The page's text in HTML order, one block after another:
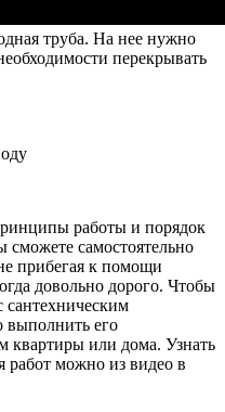
труба. На нее нужно
перекрывать
работы и порядок
самостоятельно
прибегая к помощи
довольно дорого. Чтобы
сантехническим
выполнить его
квартиры или дома. Узнать
работ можно из видео в